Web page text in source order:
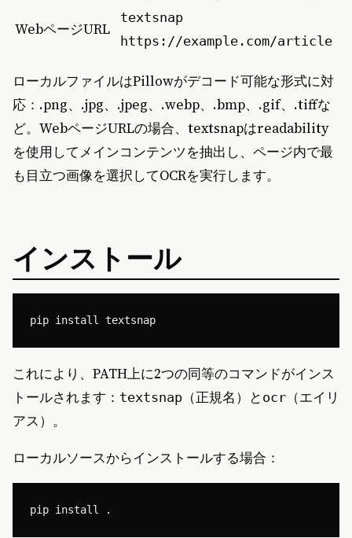
WebページURL
textsnap
https://example.com/article
ローカルファイルはPillowがデコード可能な形式に対
応：.png、.jpg、.jpeg、.webp、.bmp、.gif、.tiffな
ど。WebページURLの場合、textsnapはreadability
を使用してメインコンテンツを抽出し、ページ内で最
も目立つ画像を選択してOCRを実行します。
インストール
これにより、PATH上に2つの同等のコマンドがインス
トールされます： textsnap （正規名）と ocr （エイリ
アス）。
ローカルソースからインストールする場合：